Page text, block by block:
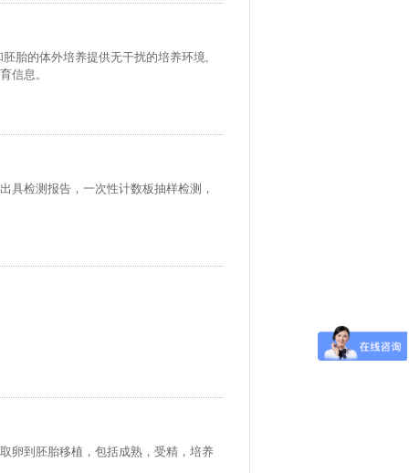
胎的体外培养提供无干扰的培养环境,
信息。
具检测报告，一次性计数板抽样检测，
卵到胚胎移植，包括成熟，受精，培养